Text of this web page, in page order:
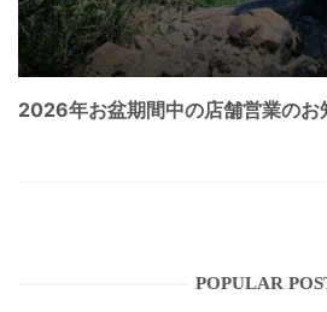
2026年お盆期間中の店舗営業のお
POPULAR